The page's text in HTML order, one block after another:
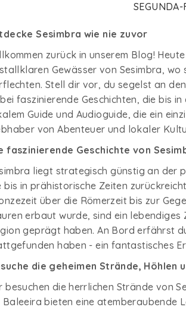
Sesimbra wie nie zuvor
zurück in unserem Blog!
Gewässer von Sesimbra,
Stell dir vor, du segelst an
faszinierende Geschichten, die bis
Guide und Audioguide, die ein
von Abenteuer und lokaler
faszinierende Geschichte von
liegt strategisch günstig an der
bis in prähistorische Zeiten
über die Römerzeit bis zur
erbaut wurde, sind ein
geprägt haben. An Bord erfährst
haben - ein fantastisches
die geheimen Strände, Höhlen
besuchen die herrlichen Strände von
Baleeira bieten eine atemberaubende